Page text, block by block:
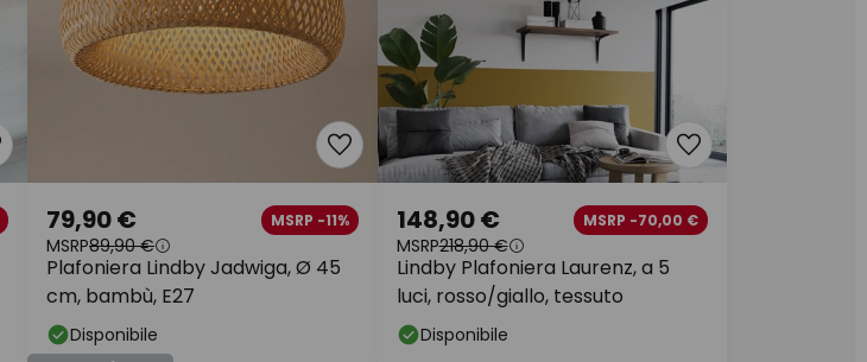
Plafoniera Lindby Jadwiga, Ø 45
cm, bambù, E27
79,90 € MSRP -11%
MSRP89,90 €
Disponibile
Lindby Plafoniera Laurenz, a 5
luci, rosso/giallo, tessuto
148,90 € MSRP -70,00 €
MSRP218,90 €
Disponibile